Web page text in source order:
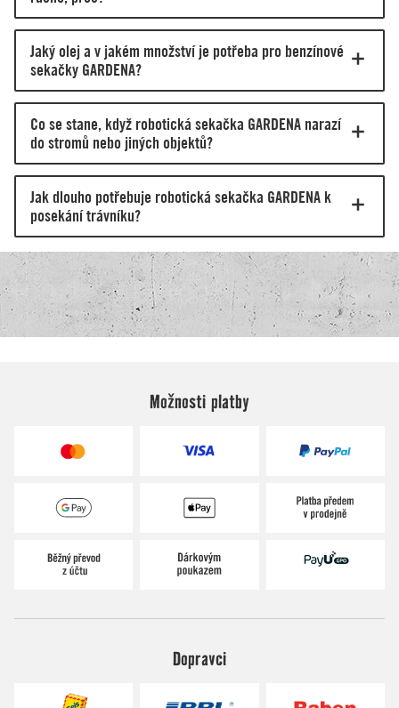
Možnosti platby
Dopravci